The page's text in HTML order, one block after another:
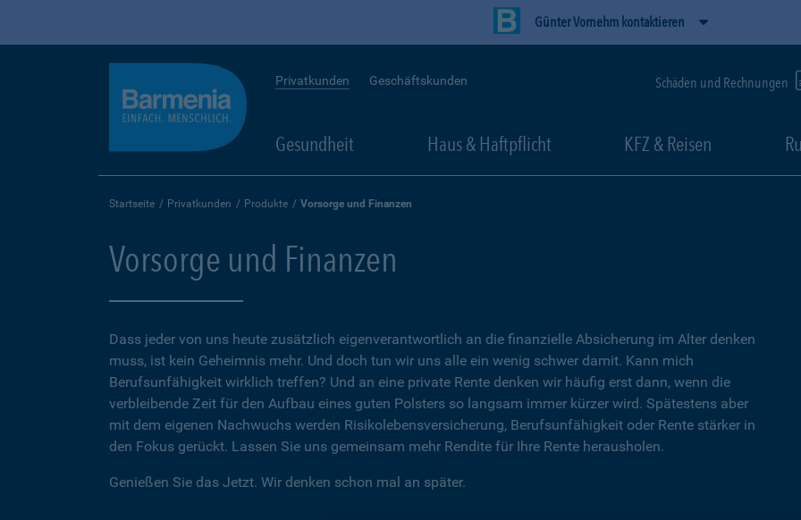
Günter Vornehm kontaktieren
Privatkunden Geschäftskunden Schäden und Rechnungen
Gesundheit Haus & Haftpflicht KFZ & Reisen
Startseite Privatkunden Produkte Vorsorge und Finanzen
Vorsorge und Finanzen
Dass jeder von uns heute zusätzlich eigenverantwortlich an die finanzielle Absicherung im Alter denken
muss, ist kein Geheimnis mehr. Und doch tun wir uns alle ein wenig schwer damit. Kann mich
Berufsunfähigkeit wirklich treffen? Und an eine private Rente denken wir häufig erst dann, wenn die
verbleibende Zeit für den Aufbau eines guten Polsters so langsam immer kürzer wird. Spätestens aber
mit dem eigenen Nachwuchs werden Risikolebensversicherung, Berufsunfähigkeit oder Rente stärker in
den Fokus gerückt. Lassen Sie uns gemeinsam mehr Rendite für Ihre Rente herausholen.
Genießen Sie das Jetzt. Wir denken schon mal an später.